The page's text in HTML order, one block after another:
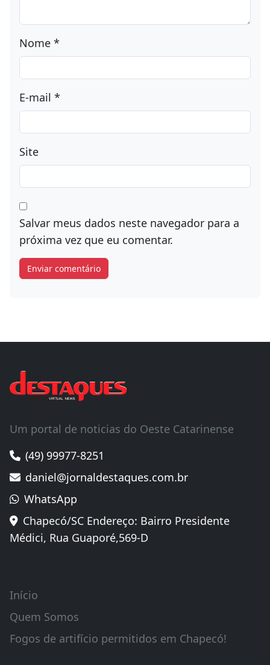
Nome *
E-mail *
Site
Salvar meus dados neste navegador para a
próxima vez que eu comentar.
Um portal de noticias do Oeste Catarinense
(49) 99977-8251
daniel@jornaldestaques.com.br
WhatsApp
Chapecó/SC Endereço: Bairro Presidente
Médici, Rua Guaporé,569-D
Início
Quem Somos
Fogos de artifício permitidos em Chapecó!